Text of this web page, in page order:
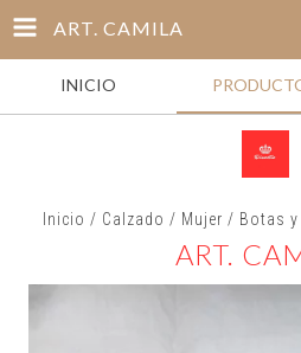
ART. CAMILA
INICIO
Inicio / Calzado / Mujer / Botas
ART.